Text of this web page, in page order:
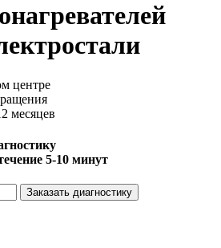
центре
месяцев
5-10 минут
Заказать диагностику